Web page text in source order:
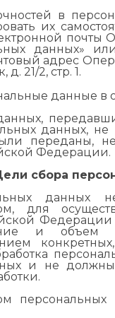
в
их
почты
данных»
адрес
21/2, стр. 1.
данные в
данных,
переданы,
Федерации.
сбора
данных
для
и объем
и не